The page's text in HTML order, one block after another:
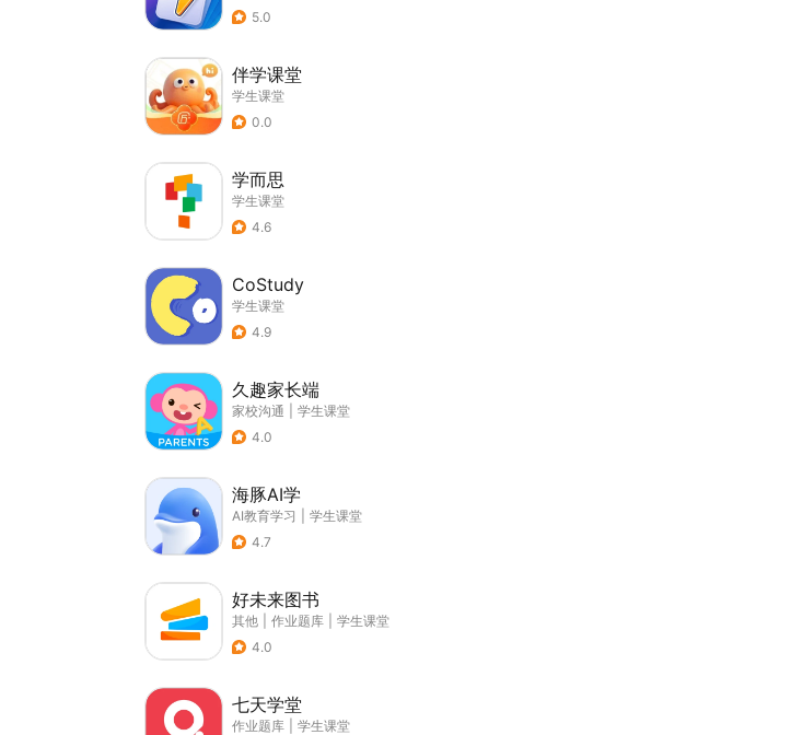
5.0
伴学课堂
学生课堂
0.0
学而思
学生课堂
4.6
CoStudy
学生课堂
4.9
久趣家长端
家校沟通
学生课堂
4.0
海豚AI学
AI教育学习
学生课堂
4.7
好未来图书
其他 作业题库
学生课堂
4.0
七天学堂
作业题库
学生课堂